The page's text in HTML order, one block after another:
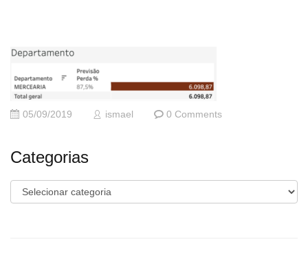
05/09/2019 ismael 0 Comments
Categorias
Categorias